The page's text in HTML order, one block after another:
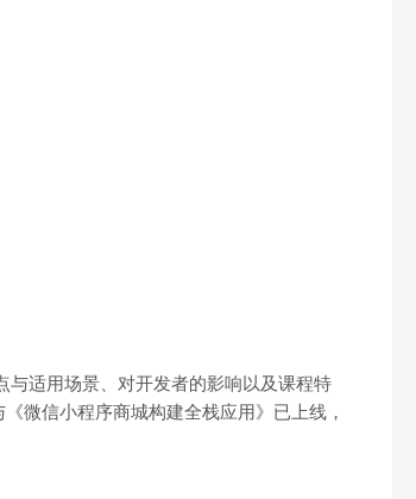
与适用场景、对开发者的影响以及课程特
微信小程序商城构建全栈应用》已上线，